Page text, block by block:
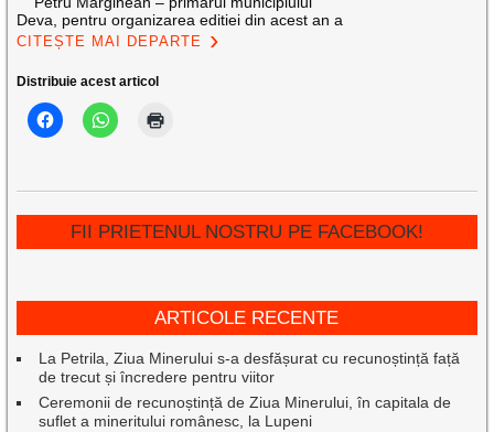
Deva, pentru organizarea editiei din acest an a
CITEȘTE MAI DEPARTE
Distribuie acest articol
FII PRIETENUL NOSTRU PE FACEBOOK!
ARTICOLE RECENTE
La Petrila, Ziua Minerului s-a desfășurat cu recunoștință față
de trecut și încredere pentru viitor
Ceremonii de recunoștință de Ziua Minerului, în capitala de
suflet a mineritului românesc, la Lupeni